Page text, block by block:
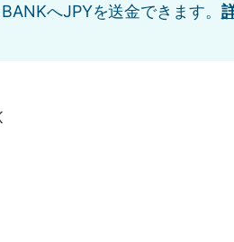
へJPYを送金できます。